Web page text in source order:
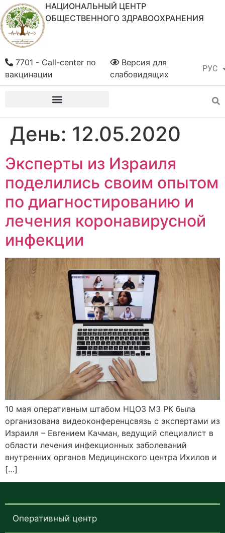
НАЦИОНАЛЬНЫЙ ЦЕНТР
ОБЩЕСТВЕННОГО ЗДРАВООХРАНЕНИЯ
РУС
ҚАЗ
Версия для
слабовидящих
7701 - Call-center по
вакцинации
День: 12.05.2020
Эксперты из Израиля
поделились своим опытом
по диагностированию и
лечения коронавирусной
инфекции
10 мая оперативным штабом НЦОЗ МЗ РК была
организована видеоконференцсвязь с экспертами из
Израиля – Евгением Качман, ведущий специалист в
области лечения инфекционных заболеваний
внутренних органов Медицинского центра Ихилов и
[…]
Оперативный центр